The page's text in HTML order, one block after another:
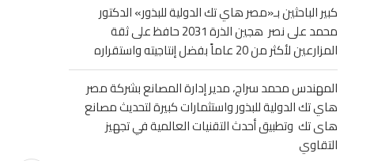
كبير الباحثين بـ«مصر هاي تك الدولية للبذور» الدكتور
محمد على نصر هجين الذرة 2031 حافظ على ثقة
المزارعين لأكثر من 20 عاماً بفضل إنتاجيته واستقراره
المهندس محمد سراج، مدير إدارة المصانع بشركة مصر
هاي تك الدولية للبذور واستثمارات كبيرة لتحديث مصانع
هاى تك وتطبيق أحدث التقنيات العالمية في تجهيز
التقاوي